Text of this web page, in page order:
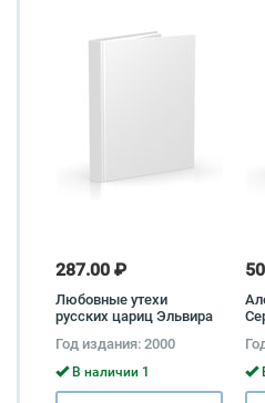
287.00 ₽
Любовные утехи
русских цариц Эльвира
Год издания: 2000
В наличии 1